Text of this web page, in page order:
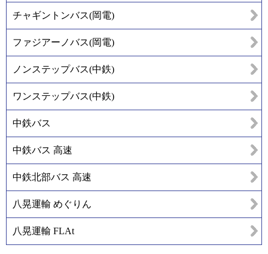
チャギントンバス(岡電)
ファジアーノバス(岡電)
ノンステップバス(中鉄)
ワンステップバス(中鉄)
中鉄バス
中鉄バス 高速
中鉄北部バス 高速
八晃運輸 めぐりん
八晃運輸 FLAt